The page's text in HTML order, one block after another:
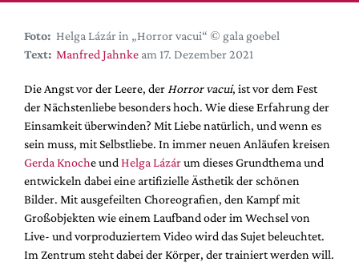
Premierensuche
Festival-Planer
Hefte
Alle Hefte
Leseproben
Podcast
Service
Shop / Abo
Newsletter
Foto: Helga Lázár in „Horror vacui“ © gala goebel
Text: Manfred Jahnke am 17. Dezember 2021
Die Angst vor der Leere, der Horror vacui, ist vor dem Fest
der Nächstenliebe besonders hoch. Wie diese Erfahrung der
Einsamkeit überwinden? Mit Liebe natürlich, und wenn es
sein muss, mit Selbstliebe. In immer neuen Anläufen kreisen
Gerda Knoche und Helga Lázárum dieses Grundthema und
entwickeln dabei eine artifizielle Ästhetik der schönen
Bilder. Mit ausgefeilten Choreografien, den Kampf mit
Großobjekten wie einem Laufband oder im Wechsel von
Live- und vorproduziertem Video wird das Sujet beleuchtet.
Im Zentrum steht dabei der Körper, der trainiert werden will.